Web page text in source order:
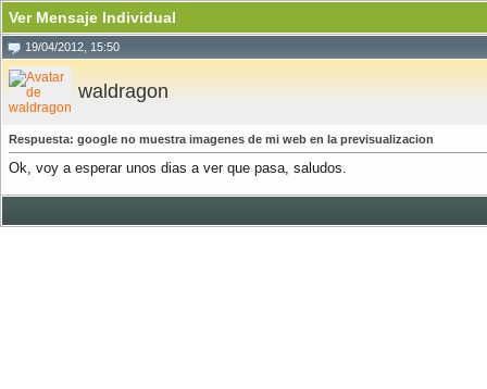
Ver Mensaje Individual
19/04/2012, 15:50
waldragon
Respuesta: google no muestra imagenes de mi web en la previsualizacion
Ok, voy a esperar unos dias a ver que pasa, saludos.